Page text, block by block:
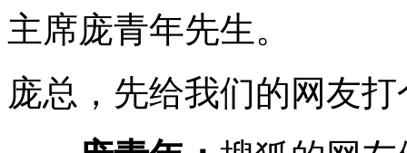
主席庞青年先生。
庞总，先给我们的网友